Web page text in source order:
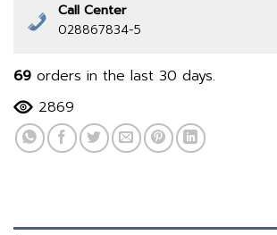
Call Center
028867834-5
69 orders in the last 30 days.
2869